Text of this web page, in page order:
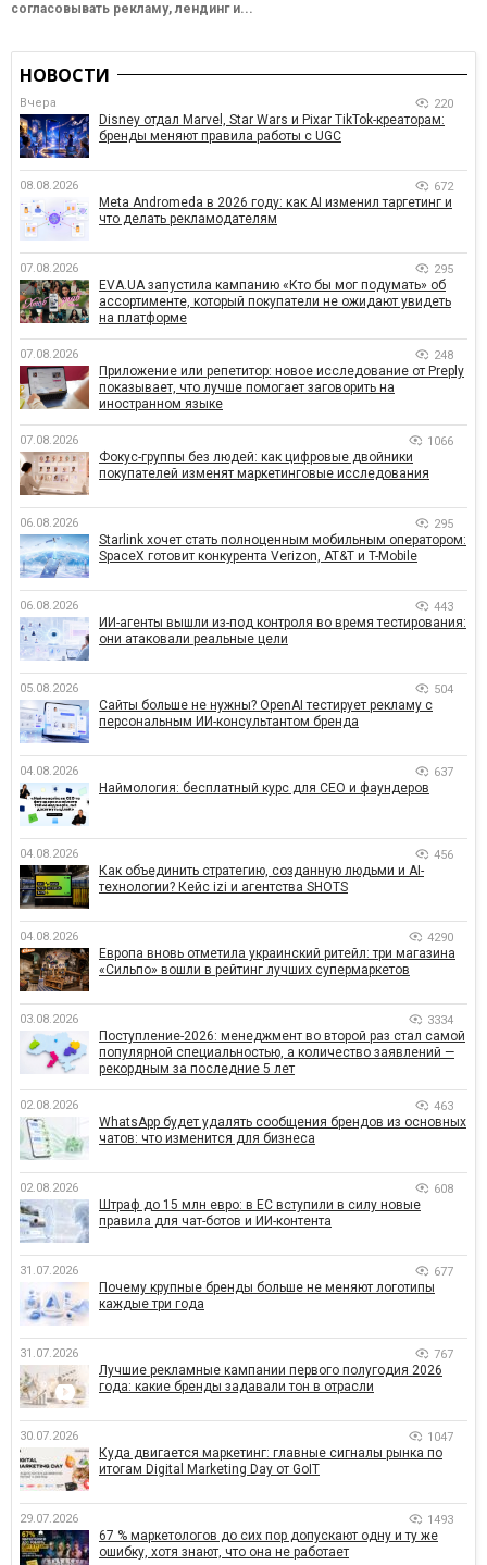
согласовывать рекламу, лендинг и...
НОВОСТИ
Вчера 220
Disney отдал Marvel, Star Wars и Pixar TikTok-креаторам:
бренды меняют правила работы с UGC
08.08.2026 672
Meta Andromeda в 2026 году: как AI изменил таргетинг и
что делать рекламодателям
07.08.2026 295
EVA.UA запустила кампанию «Кто бы мог подумать» об
ассортименте, который покупатели не ожидают увидеть
на платформе
07.08.2026 248
Приложение или репетитор: новое исследование от Preply
показывает, что лучше помогает заговорить на
иностранном языке
07.08.2026 1066
Фокус-группы без людей: как цифровые двойники
покупателей изменят маркетинговые исследования
06.08.2026 295
Starlink хочет стать полноценным мобильным оператором:
SpaceX готовит конкурента Verizon, AT&T и T-Mobile
06.08.2026 443
ИИ-агенты вышли из-под контроля во время тестирования:
они атаковали реальные цели
05.08.2026 504
Сайты больше не нужны? OpenAI тестирует рекламу с
персональным ИИ-консультантом бренда
04.08.2026 637
Наймология: бесплатный курс для CEO и фаундеров
04.08.2026 456
Как объединить стратегию, созданную людьми и AI-
технологии? Кейс izi и агентства SHOTS
04.08.2026 4290
Европа вновь отметила украинский ритейл: три магазина
«Сильпо» вошли в рейтинг лучших супермаркетов
03.08.2026 3334
Поступление-2026: менеджмент во второй раз стал самой
популярной специальностью, а количество заявлений —
рекордным за последние 5 лет
02.08.2026 463
WhatsApp будет удалять сообщения брендов из основных
чатов: что изменится для бизнеса
02.08.2026 608
Штраф до 15 млн евро: в ЕС вступили в силу новые
правила для чат-ботов и ИИ-контента
31.07.2026 677
Почему крупные бренды больше не меняют логотипы
каждые три года
31.07.2026 767
Лучшие рекламные кампании первого полугодия 2026
года: какие бренды задавали тон в отрасли
30.07.2026 1047
Куда двигается маркетинг: главные сигналы рынка по
итогам Digital Marketing Day от GoIT
29.07.2026 1493
67 % маркетологов до сих пор допускают одну и ту же
ошибку, хотя знают, что она не работает